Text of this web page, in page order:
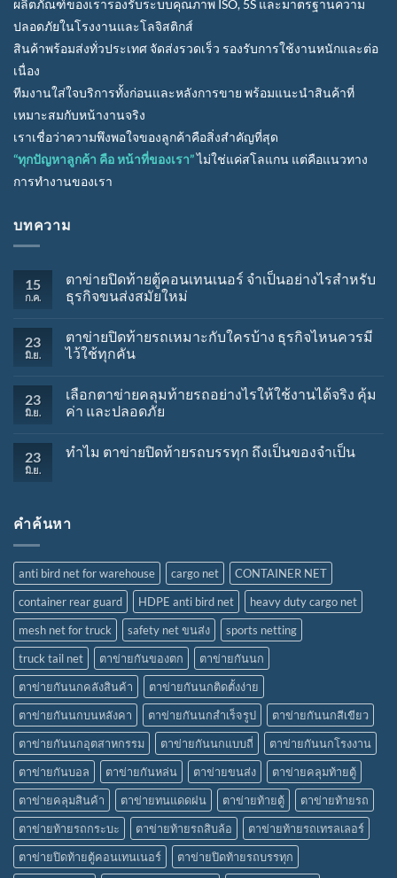
ผลิตภัณฑ์ของเรารองรับระบบคุณภาพ ISO, 5S และมาตรฐานความ
ปลอดภัยในโรงงานและโลจิสติกส์
สินค้าพร้อมส่งทั่วประเทศ จัดส่งรวดเร็ว รองรับการใช้งานหนักและต่อ
เนื่อง
ทีมงานใส่ใจบริการทั้งก่อนและหลังการขาย พร้อมแนะนำสินค้าที่
เหมาะสมกับหน้างานจริง
เราเชื่อว่าความพึงพอใจของลูกค้าคือสิ่งสำคัญที่สุด
“ทุกปัญหาลูกค้า คือ หน้าที่ของเรา”ไม่ใช่แค่สโลแกน แต่คือแนวทาง
การทำงานของเรา
บทความ
15
ก.ค.
ตาข่ายปิดท้ายตู้คอนเทนเนอร์ จำเป็นอย่างไรสำหรับ
ธุรกิจขนส่งสมัยใหม่
23
มิ.ย.
ตาข่ายปิดท้ายรถเหมาะกับใครบ้าง ธุรกิจไหนควรมี
ไว้ใช้ทุกคัน
23
มิ.ย.
เลือกตาข่ายคลุมท้ายรถอย่างไรให้ใช้งานได้จริง คุ้ม
ค่า และปลอดภัย
23
มิ.ย.
ทำไม ตาข่ายปิดท้ายรถบรรทุก ถึงเป็นของจำเป็น
คำค้นหา
anti bird net for warehouse cargo net
CONTAINER NET
container rear guard
HDPE anti bird net
heavy duty cargo net
mesh net for truck
safety net ขนส่ง
sports netting
truck tail net
ตาข่ายกันของตก
ตาข่ายกันนก
ตาข่ายกันนกคลังสินค้า
ตาข่ายกันนกติดตั้งง่าย
ตาข่ายกันนกบนหลังคา
ตาข่ายกันนกสำเร็จรูป
ตาข่ายกันนกสีเขียว
ตาข่ายกันนกอุตสาหกรรม
ตาข่ายกันนกแบบถี่
ตาข่ายกันนกโรงงาน
ตาข่ายกันบอล
ตาข่ายกันหล่น ตาข่ายขนส่ง
ตาข่ายคลุมท้ายตู้
ตาข่ายคลุมสินค้า
ตาข่ายทนแดดฝน ตาข่ายท้ายตู้
ตาข่ายท้ายรถ
ตาข่ายท้ายรถกระบะ
ตาข่ายท้ายรถสิบล้อ
ตาข่ายท้ายรถเทรลเลอร์
ตาข่ายปิดท้ายตู้คอนเทนเนอร์
ตาข่ายปิดท้ายรถบรรทุก